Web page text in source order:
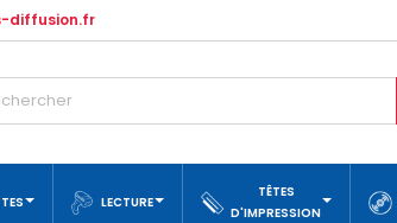
diffusion.fr
LECTURE
TÊTES
D'IMPRESSION